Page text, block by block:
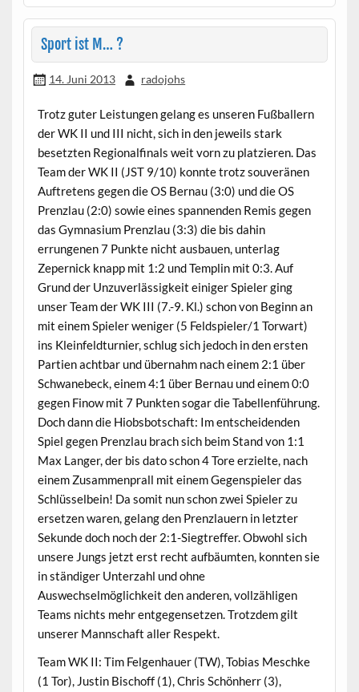
Sport ist M… ?
14. Juni 2013 radojohs
Trotz guter Leistungen gelang es unseren Fußballern
der WK II und III nicht, sich in den jeweils stark
besetzten Regionalfinals weit vorn zu platzieren. Das
Team der WK II (JST 9/10) konnte trotz souveränen
Auftretens gegen die OS Bernau (3:0) und die OS
Prenzlau (2:0) sowie eines spannenden Remis gegen
das Gymnasium Prenzlau (3:3) die bis dahin
errungenen 7 Punkte nicht ausbauen, unterlag
Zepernick knapp mit 1:2 und Templin mit 0:3. Auf
Grund der Unzuverlässigkeit einiger Spieler ging
unser Team der WK III (7.-9. Kl.) schon von Beginn an
mit einem Spieler weniger (5 Feldspieler/1 Torwart)
ins Kleinfeldturnier, schlug sich jedoch in den ersten
Partien achtbar und übernahm nach einem 2:1 über
Schwanebeck, einem 4:1 über Bernau und einem 0:0
gegen Finow mit 7 Punkten sogar die Tabellenführung.
Doch dann die Hiobsbotschaft: Im entscheidenden
Spiel gegen Prenzlau brach sich beim Stand von 1:1
Max Langer, der bis dato schon 4 Tore erzielte, nach
einem Zusammenprall mit einem Gegenspieler das
Schlüsselbein! Da somit nun schon zwei Spieler zu
ersetzen waren, gelang den Prenzlauern in letzter
Sekunde doch noch der 2:1-Siegtreffer. Obwohl sich
unsere Jungs jetzt erst recht aufbäumten, konnten sie
in ständiger Unterzahl und ohne
Auswechselmöglichkeit den anderen, vollzähligen
Teams nichts mehr entgegensetzen. Trotzdem gilt
unserer Mannschaft aller Respekt.
Team WK II: Tim Felgenhauer (TW), Tobias Meschke
(1 Tor), Justin Bischoff (1), Chris Schönherr (3),